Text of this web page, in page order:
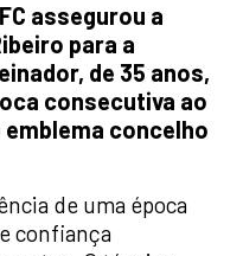
assegurou a
para a
de 35 anos,
consecutiva ao
concelho
de uma época
confiança